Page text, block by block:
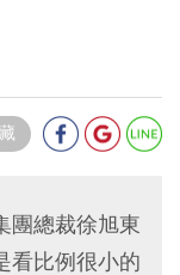
團總裁徐旭東
看比例很小的